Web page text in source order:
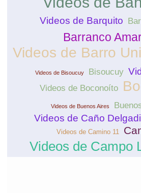
Videos de Barquito
Barranco
Videos de Barro
Videos de Bisoucuy Bisoucuy
Videos de Boconoíto
Videos de Buenos Aires
Videos de Caño
Videos de Camino 11
Videos de Campo